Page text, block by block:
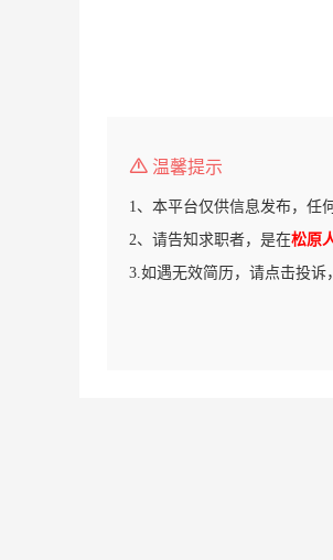
温馨提示
1、本平台仅供信息发布，任
2、请告知求职者，是在松原
3.如遇无效简历，请点击投诉